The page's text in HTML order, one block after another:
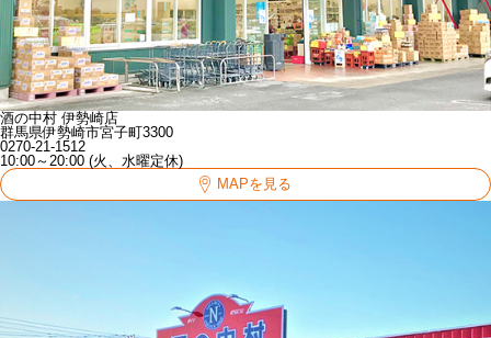
酒の中村 伊勢崎店
群馬県伊勢崎市宮子町3300
0270-21-1512
10:00～20:00 (火、水曜定休)
MAPを見る